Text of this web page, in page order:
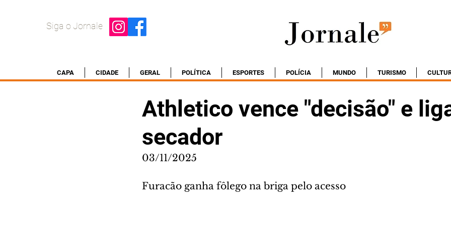
Siga o Jornale
CAPA CIDADE GERAL POLÍTICA ESPORTES POLÍCIA MUNDO TURISMO
Athletico vence "decisão" e
secador
03/11/2025
Furacão ganha fôlego na briga pelo acesso